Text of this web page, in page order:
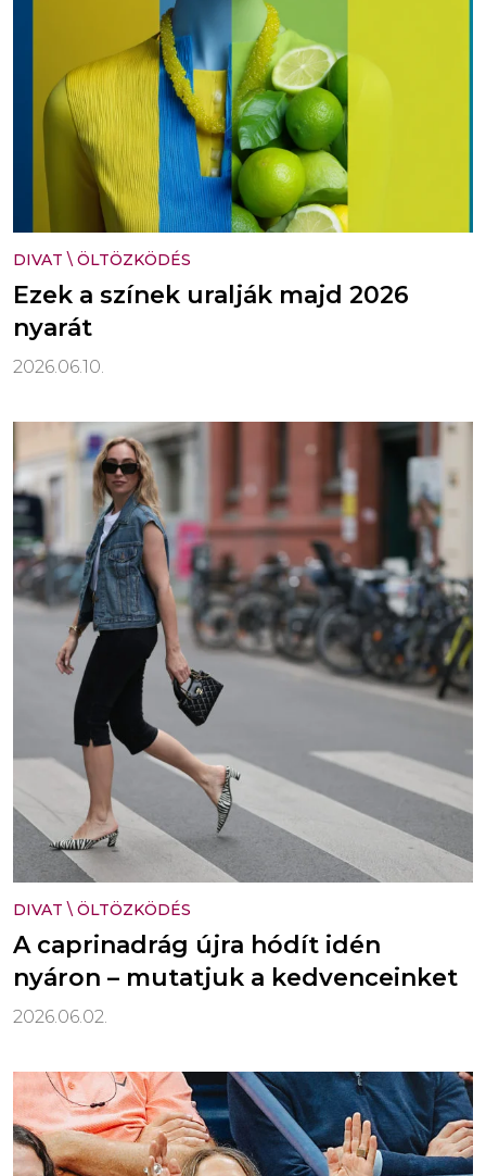
DIVAT \ ÖLTÖZKÖDÉS
Ezek a színek uralják majd 2026
nyarát
2026.06.10.
DIVAT \ ÖLTÖZKÖDÉS
A caprinadrág újra hódít idén
nyáron – mutatjuk a kedvenceinket
2026.06.02.